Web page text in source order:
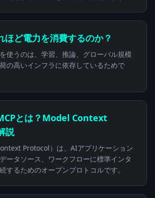
ほど電力を消費するのか？
使うのは、学習、推論、グローバル規模
の高いインフラに依存しているためで
とは？Model Context
説
Protocol）は、AIアプリケーション
ータソース、ワークフローに標準インタ
するためのオープンプロトコルです。